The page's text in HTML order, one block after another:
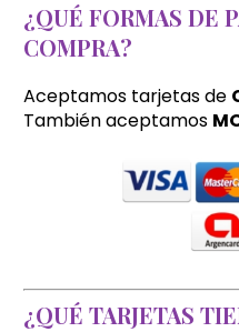
¿QUÉ FORMAS DE
COMPRA?
Aceptamos tarjetas de
También aceptamos
¿QUÉ TARJETAS